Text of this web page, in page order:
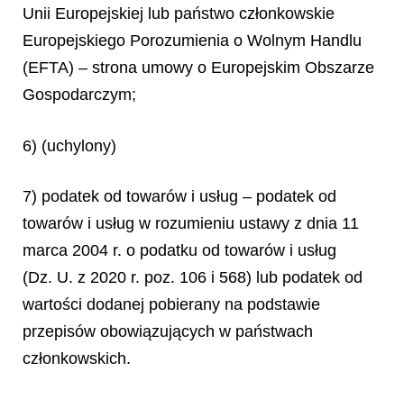
Unii Europejskiej lub państwo członkowskie
Europejskiego Porozumienia o Wolnym Handlu
(EFTA) – strona umowy o Europejskim Obszarze
Gospodarczym;
6) (uchylony)
7) podatek od towarów i usług – podatek od
towarów i usług w rozumieniu ustawy z dnia 11
marca 2004 r. o podatku od towarów i usług
(Dz. U. z 2020 r. poz. 106 i 568) lub podatek od
wartości dodanej pobierany na podstawie
przepisów obowiązujących w państwach
członkowskich.